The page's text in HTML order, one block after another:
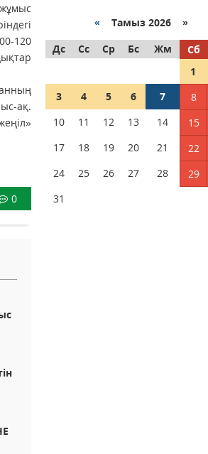
120
ақ.
0
« Тамыз 2026 »
Дс
Сс Ср Бс Жм Сб
1
3
4 5 6 7 8
10
11 12 13 14 15
17
18 19 20 21 22
24
25 26 27 28 29
31